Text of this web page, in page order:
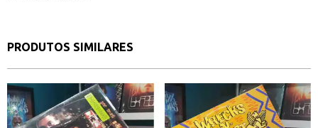
PRODUTOS SIMILARES